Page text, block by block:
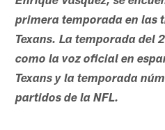
primera temporada en las
Texans. La temporada del
como la voz oficial en
Texans y la temporada
partidos de la NFL.